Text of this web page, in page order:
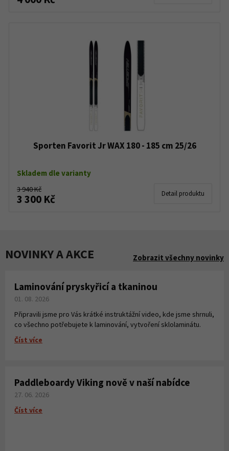
Sporten Favorit Jr WAX 180 - 185 cm 25/26
Skladem dle varianty
3 940 Kč
3 300 Kč Detail produktu
NOVINKY A AKCE Zobrazit všechny novinky
Laminování pryskyřicí a tkaninou
01. 08. 2026
Připravili jsme pro Vás krátké instruktážní video, kde jsme shrnuli,
co všechno potřebujete k laminování, vytvoření sklolaminátu.
Číst více
Paddleboardy Viking nově v naší nabídce
27. 06. 2026
Číst více